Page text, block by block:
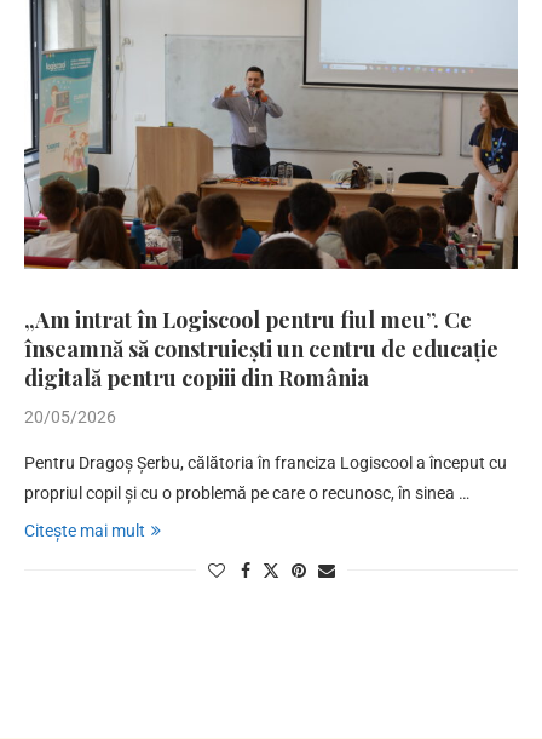
„Am intrat în Logiscool pentru fiul meu”. Ce
înseamnă să construiești un centru de educație
digitală pentru copiii din România
20/05/2026
Pentru Dragoș Șerbu, călătoria în franciza Logiscool a început cu
propriul copil și cu o problemă pe care o recunosc, în sinea …
Citește mai mult